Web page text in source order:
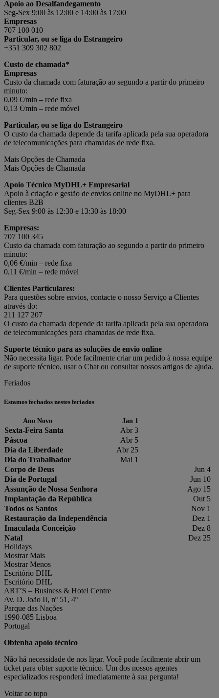
Apoio ao Desalfandegamento
Seg-Sex 9:00 às 12:00 e 14:00 às 17:00
Empresas
707 100 010
Particular, ou se liga do Estrangeiro
+351 309 302 802
Custo de chamada*
Empresas
Custo da chamada com faturação ao segundo a partir do primeiro
minuto:
0,09 €/min – rede fixa
0,13 €/min – rede móvel
Particular, ou se liga do Estrangeiro
O custo da chamada depende da tarifa aplicada pela sua operadora
de telecomunicações para chamadas de rede fixa.
Mais Opções de Chamada
Mais Opções de Chamada
Apoio Técnico MyDHL+ Empresarial
Apoio à criação e gestão de envios online no MyDHL+ para
clientes B2B
Seg-Sex 9:00 às 12:30 e 13:30 às 18:00
Empresas:
707 100 345
Custo da chamada com faturação ao segundo a partir do primeiro
minuto:
0,06 €/min – rede fixa
0,11 €/min – rede móvel
Clientes Particulares:
Para questões sobre envios, contacte o nosso Serviço a Clientes
através do:
211 127 207
O custo da chamada depende da tarifa aplicada pela sua operadora
de telecomunicações para chamadas de rede fixa.
Suporte técnico para as soluções de envio online
Não necessita ligar. Pode facilmente criar um pedido à nossa equipe
de suporte técnico, usar o Chat ou consultar nossos artigos de ajuda.
Feriados
Estamos fechados nestes feriados
Ano Novo Jan 1
Sexta-Feira Santa
Abr 3
Páscoa
Abr 5
Dia da Liberdade
Abr 25
Dia do Trabalhador
Mai 1
Corpo de Deus
Jun 4
Dia de Portugal
Jun 10
Assunção de Nossa Senhora
Ago 15
Implantação da República
Out 5
Todos os Santos
Nov 1
Restauração da Independência
Dez 1
Imaculada Conceição
Dez 8
Natal
Dez 25
Holidays
Mostrar Mais
Mostrar Menos
Escritório DHL
Escritório DHL
ART’S – Business & Hotel Centre
Av. D. João II, nº 51, 4º
Parque das Nações
1990-085 Lisboa
Portugal
Obtenha apoio técnico
Não há necessidade de nos ligar. Você pode facilmente abrir um
ticket para obter suporte técnico. Um dos nossos agentes
especializados responderá imediatamente à sua pergunta!
Voltar ao topo